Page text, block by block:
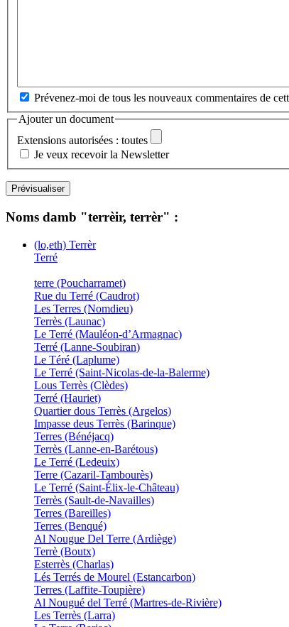
Prévenez-moi de tous les nouveaux commentaires de
Ajouter un document
Extensions autorisées : toutes
Je veux recevoir la Newsletter
Noms damb "terrèir, terrèr" :
(lo,eth) Terrèr
Terré
terre (Poucharramet)
Rue du Terré (Caudrot)
Les Terres (Nomdieu)
Terrès (Launac)
Le Terré (Mauléon-d’Armagnac)
Terré (Lanne-Soubiran)
Le Téré (Laplume)
Le Terré (Saint-Nicolas-de-la-Balerme)
Lous Terrès (Clèdes)
Terré (Hauriet)
Quartier dous Terrès (Argelos)
Impasse deus Terrès (Barinque)
Terres (Bénéjacq)
Terrès (Lanne-en-Barétous)
Le Terré (Ledeuix)
Terre (Cazaril-Tambourès)
Le Terré (Saint-Élix-le-Château)
Terrès (Sault-de-Navailles)
Terres (Bareilles)
Terres (Benqué)
Al Nougue Del Terre (Ardiège)
Terrè (Boutx)
Esterrès (Charlas)
Lés Terrés de Mourel (Estancarbon)
Terres (Laffite-Toupière)
Al Nougué del Terré (Martres-de-Rivière)
Les Terrès (Larra)